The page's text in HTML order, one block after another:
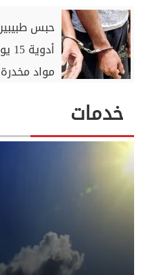
مواد مخدرة
خدمات